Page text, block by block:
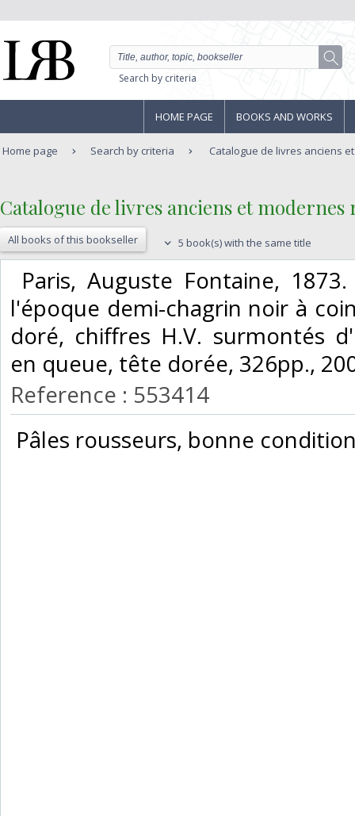
Search by criteria
HOME PAGE BOOKS AND WORKS
Home page Search by criteria Catalogue de livres anciens
‎Catalogue de livres anciens et
All books of this bookseller 5 book(s) with the same title
Paris, Auguste Fontaine,
l'époque demi-chagrin noir à
doré, chiffres H.V. surmontés
en queue, tête dorée, 326pp.,
Reference : 553414
Pâles rousseurs, bonne